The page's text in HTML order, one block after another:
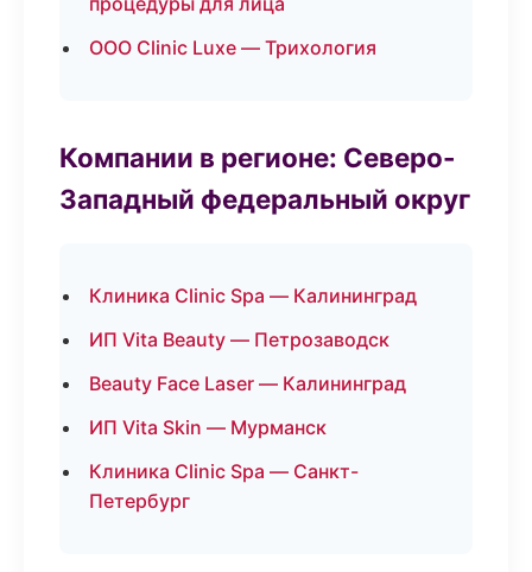
ООО Clinic Luxe — Трихология
Компании в регионе: Северо-
Западный федеральный округ
Клиника Clinic Spa — Калининград
ИП Vita Beauty — Петрозаводск
Beauty Face Laser — Калининград
ИП Vita Skin — Мурманск
Клиника Clinic Spa — Санкт-
Петербург